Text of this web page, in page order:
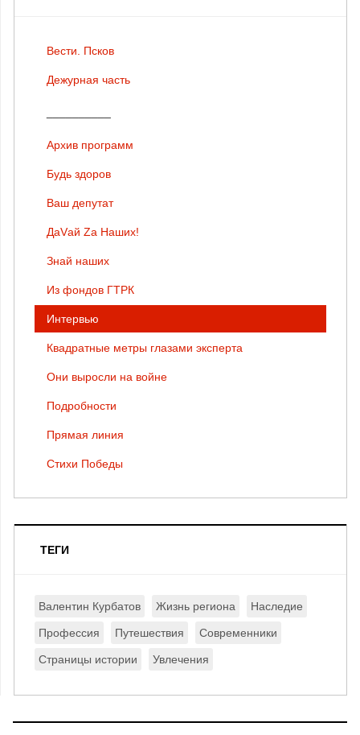
Вести. Псков
Дежурная часть
Архив программ
Будь здоров
Ваш депутат
ДаVай Zа Наших!
Знай наших
Из фондов ГТРК
Интервью
Квадратные метры глазами эксперта
Они выросли на войне
Подробности
Прямая линия
Стихи Победы
ТЕГИ
Валентин Курбатов Жизнь региона Наследие
Профессия Путешествия Современники
Страницы истории Увлечения